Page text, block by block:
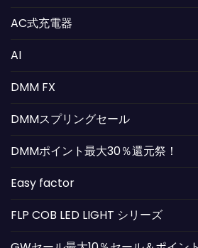
AC式充電器
AI
DMM FX
DMMスプリングセール
DMMポイント最大30％還元祭！
Easy factor
FLP COB LED LIGHT シリーズ